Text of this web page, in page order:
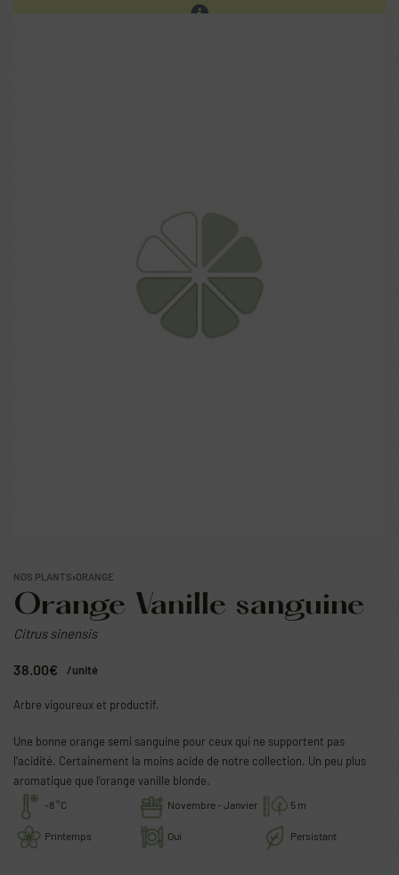
NOS PLANTS›ORANGE
Orange Vanille sanguine
Citrus sinensis
38.00€ /unité
Arbre vigoureux et productif.
Une bonne orange semi sanguine pour ceux qui ne supportent pas
l’acidité. Certainement la moins acide de notre collection. Un peu plus
aromatique que l’orange vanille blonde.
-8 °C Novembre - Janvier 5 m
Printemps Oui Persistant